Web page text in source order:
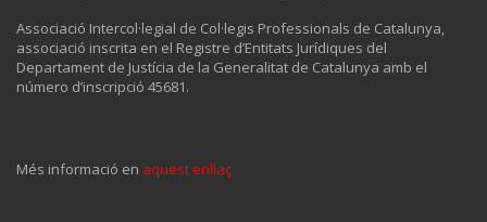
Associació Intercol·legial de Col·legis Professionals de Catalunya,
associació inscrita en el Registre d’Entitats Jurídiques del
Departament de Justícia de la Generalitat de Catalunya amb el
número d’inscripció 45681.
Més informació en aquest enllaç